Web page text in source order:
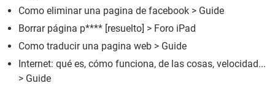
Como eliminar una pagina de facebook > Guide
Borrar página p**** [resuelto] > Foro iPad
Como traducir una pagina web > Guide
Internet: qué es, cómo funciona, de las cosas, velocidad...
> Guide